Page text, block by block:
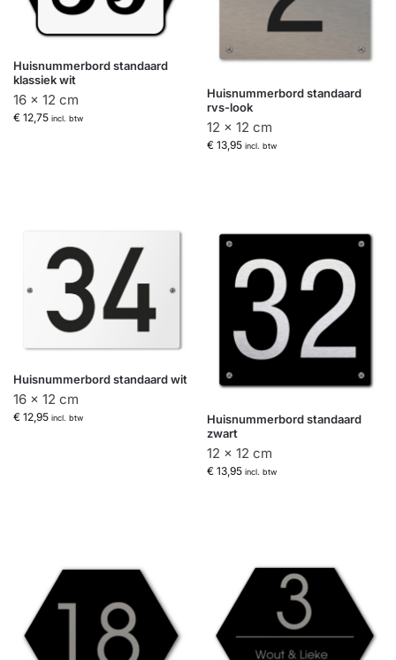
Huisnummerbord standaard
klassiek wit
16 x 12 cm
€ 12,75 incl. btw
Huisnummerbord standaard
rvs-look
12 x 12 cm
€ 13,95 incl. btw
Huisnummerbord standaard wit
16 x 12 cm
€ 12,95 incl. btw
Huisnummerbord standaard
zwart
12 x 12 cm
€ 13,95 incl. btw